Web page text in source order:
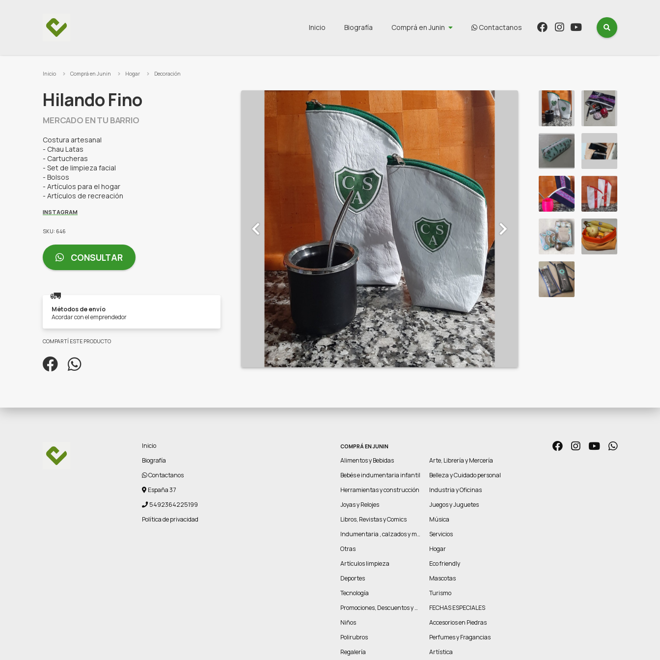
Inicio Biografía Comprá en Junin Contactanos
Inicio Comprá en Junin Hogar Decoración
Hilando Fino
MERCADO EN TU BARRIO
Costura artesanal
- Chau Latas
- Cartucheras
- Set de limpieza facial
- Bolsos
- Artículos para el hogar
- Artículos de recreación
INSTAGRAM
SKU: 646
CONSULTAR
🚛
Métodos de envío
Acordar con el emprendedor
COMPARTÍ ESTE PRODUCTO
Inicio
Biografía
Contactanos
España 37
5492364225199
Política de privacidad
COMPRÁ EN JUNIN
Alimentos y Bebidas
Arte, Librería y Mercería
Bebés e indumentaria infantil
Belleza y Cuidado personal
Herramientas y construcción
Industria y Oficinas
Joyas y Relojes
Juegos y Juguetes
Libros, Revistas y Comics
Música
Indumentaria , calzados y marroquinería
Servicios
Otras
Hogar
Artículos limpieza
Eco friendly
Deportes
Mascotas
Tecnología
Turismo
Promociones, Descuentos y más
FECHAS ESPECIALES
Niños
Accesorios en Piedras
Polirubros
Perfumes y Fragancias
Regalería
Artística